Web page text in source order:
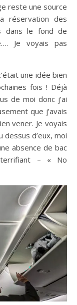
reste une source
réservation des
dans le fond de
Je voyais pas
une idée bien
fois ! Déjà
de moi donc j’ai
que j’avais
vener. Je voyais
d’eux, moi
absence de bac
– « No